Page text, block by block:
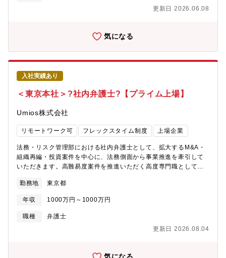
に本質的に貢献する役割を担います。そんなアクティブでチャレ
車、半導体、エネルギー、ソフトウェア）を持つため、一社にい
ながら幅広い分野に挑戦できます。【業務内容】デンソーでは、
従来の自動車部品に加え、電動化、ソフトウェアの大規模化、半
導体内製、フードバリューチェーン、空モビ、水素、走行中給電
などに事業を拡大しています。こうした事業領域において、事業
部と同じテーブルで新規ビジネスを共創する法務として活躍いた
だきます。1. 法務ストラクチャリング事業立案・技術企画の段階
から参画し、法律が存在しない／慣行が定まらない領域のリスク
整理・スキーム提案2. 戦略的契約の作成／交渉各領域の専門家
（技術・事業企画・知財・経理など）とチームを組んでの条件交
渉3. 事業の意思決定を支えるリサーチ・リーガルアドバイス新技
術・新領域に関連する国内外の法規制の調査、事業の進め方に直
結する戦略的アドバイスの提供4. コンプライアンス体制の構築先
端領域（AI、データ、ソフトウェア、サイバー）を含むこれから
の時代のコンプライアンスモデル構築、教育プログラム企画5. 新
自動運転、AI規制、半導体等、新規則の策定や従来規則の改訂に
ル × 多様な案件を通じた活躍デンソーは世界中の完成車メーカ
ー、サプライヤー、IT企業、スタートアップと取引があるため、
す。② 自動車だけじゃない“未来産業”にまたがる法務経験100年
クではなく、事業モデルの設計そのものを左右する役割を担いま
更新日 2026.06.08
気になる
入社実績あり
＜東京本社＞?社内弁護士?【プライム上場】
Umios株式会社
リモートワーク可 フレックスタイム制度 上場企業
法務・リスク管理部における社内弁護士として、拡大するM&A・
組織再編・投資案件を中心に、法務側面から事業推進を牽引して
いただきます。高難易度案件を推進いただく高度専門職としての
件の法務対応・案件の初期検討からクロージングまでの法的リス
ク抽出・スキーム検討・契約書のドラフト・審査・交渉サポー
ト・外部法律事務所とのやり取り・一般的な法務（コンプライア
ンス対応、予防法務、訴訟対応）等※会社方針やご本人の適性そ
ります。テレワークやフレックスタイムを活用し、柔軟な働き方
ライム上場企業。商社部門と食品メーカー部門を持つ『総合食品
勤務地 東京都
年収 1000万円～1000万円
職種
弁護士
更新日 2026.08.04